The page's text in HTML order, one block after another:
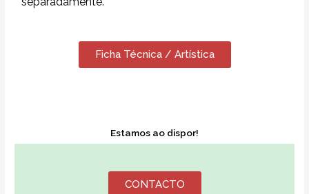
Ficha Técnica / Artística
Estamos ao dispor!
CONTACTO